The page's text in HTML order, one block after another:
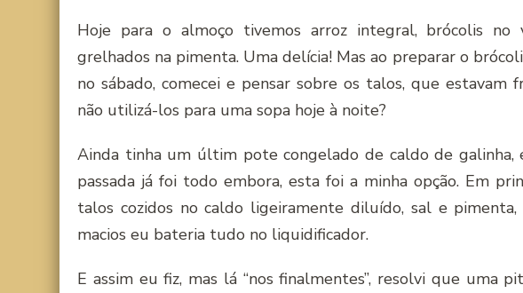
Hoje para o almoço tivemos arroz integral, brócolis no
grelhados na pimenta. Uma delícia! Mas ao preparar o
no sábado, comecei e pensar sobre os talos, que estavam
não utilizá-los para uma sopa hoje à noite?
Ainda tinha um últim pote congelado de caldo de galinha,
passada já foi todo embora, esta foi a minha opção. Em
talos cozidos no caldo ligeiramente diluído, sal e
macios eu bateria tudo no liquidificador.
E assim eu fiz, mas lá “nos finalmentes”, resolvi que uma